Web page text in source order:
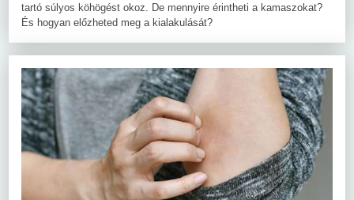
tartó súlyos köhögést okoz. De mennyire érintheti a kamaszokat?
És hogyan előzheted meg a kialakulását?